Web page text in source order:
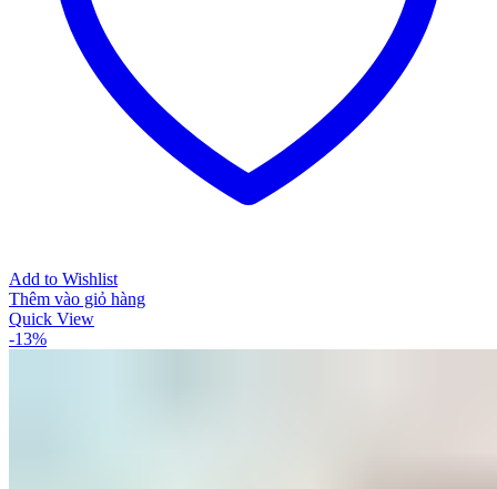
Add to Wishlist
Thêm vào giỏ hàng
Quick View
-13%